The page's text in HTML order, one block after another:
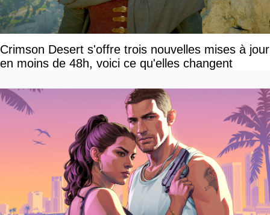
Crimson Desert s'offre trois nouvelles mises à jour
en moins de 48h, voici ce qu'elles changent